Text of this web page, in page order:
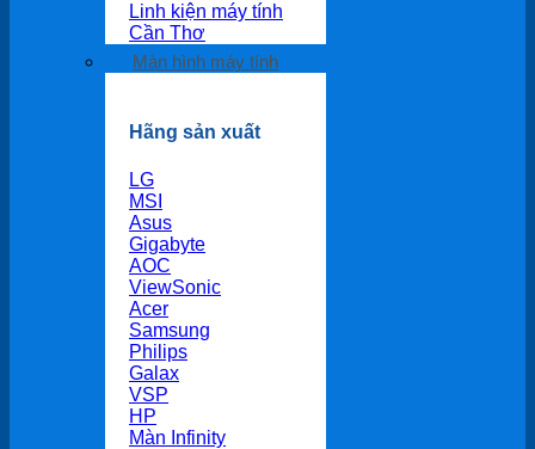
Linh kiện máy tính
Cần Thơ
Màn hình máy tính
Hãng sản xuất
LG
MSI
Asus
Gigabyte
AOC
ViewSonic
Acer
Samsung
Philips
Galax
VSP
HP
Màn Infinity